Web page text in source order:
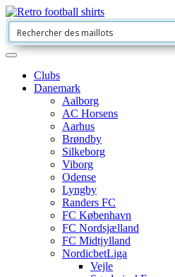
Clubs
Danemark
Aalborg
AC Horsens
Aarhus
Brøndby
Silkeborg
Viborg
Odense
Lyngby
Randers FC
FC København
FC Nordsjælland
FC Midtjylland
NordicbetLiga
Vejle